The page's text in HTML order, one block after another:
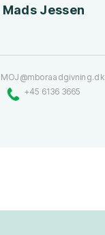
​Mads Jessen
MOJ@mboraadgivning.dk​
+45 6136 3665